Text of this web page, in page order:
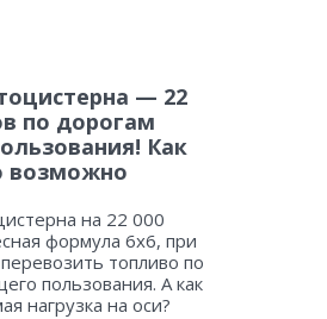
— 22
по дорогам
Как
возможно
на 22 000
формула 6х6, при
топливо по
пользования. А как
нагрузка на оси?